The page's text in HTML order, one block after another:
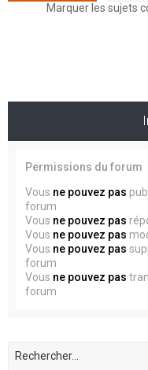
Marquer les sujets
Permissions du forum
Vous ne pouvez pas
forum
Vous ne pouvez pas
Vous ne pouvez pas
Vous ne pouvez pas
forum
Vous ne pouvez pas
forum